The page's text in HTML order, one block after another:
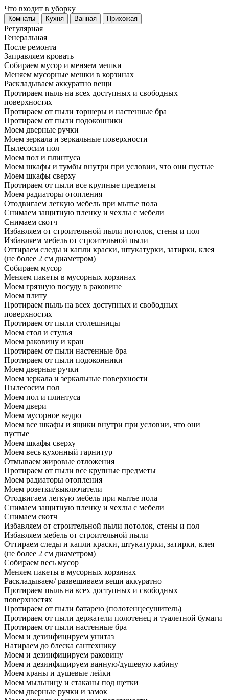
Что входит в уборку
Регу­лярная
Гене­ральная
После ремонта
Заправляем кровать
Собираем мусор и меняем мешки
Меняем мусорные мешки в корзинах
Раскладываем аккуратно вещи
Протираем пыль на всех доступных и свободных
поверхностях
Протираем от пыли торшеры и настенные бра
Протираем от пыли подоконники
Моем дверные ручки
Моем зеркала и зеркальные поверхности
Пылесосим пол
Моем пол и плинтуса
Моем шкафы и тумбы внутри при условии, что они пустые
Моем шкафы сверху
Протираем от пыли все крупные предметы
Моем радиаторы отопления
Отодвигаем легкую мебель при мытье пола
Снимаем защитную пленку и чехлы с мебели
Снимаем скотч
Избавляем от строительной пыли потолок, стены и пол
Избавляем мебель от строительной пыли
Оттираем следы и капли краски, штукатурки, затирки, клея
(не более 2 см диаметром)
Собираем мусор
Меняем пакеты в мусорных корзинах
Моем грязную посуду в раковине
Моем плиту
Протираем пыль на всех доступных и свободных
поверхностях
Протираем от пыли столешницы
Моем стол и стулья
Моем раковину и кран
Протираем от пыли настенные бра
Протираем от пыли подоконники
Моем дверные ручки
Моем зеркала и зеркальные поверхности
Пылесосим пол
Моем пол и плинтуса
Моем двери
Моем мусорное ведро
Моем все шкафы и ящики внутри при условии, что они
пустые
Моем шкафы сверху
Моем весь кухонный гарнитур
Отмываем жировые отложения
Протираем от пыли все крупные предметы
Моем радиаторы отопления
Моем розетки/выключатели
Отодвигаем легкую мебель при мытье пола
Снимаем защитную пленку и чехлы с мебели
Снимаем скотч
Избавляем от строительной пыли потолок, стены и пол
Избавляем мебель от строительной пыли
Оттираем следы и капли краски, штукатурки, затирки, клея
(не более 2 см диаметром)
Собираем весь мусор
Меняем пакеты в мусорных корзинах
Раскладываем/ развешиваем вещи аккуратно
Протираем пыль на всех доступных и свободных
поверхностях
Протираем от пыли батарею (полотенцесушитель)
Протираем от пыли держатели полотенец и туалетной бумаги
Протираем от пыли настенные бра
Моем и дезинфицируем унитаз
Натираем до блеска сантехнику
Моем и дезинфицируем раковину
Моем и дезинфицируем ванную/душевую кабину
Моем краны и душевые лейки
Моем мыльницу и стаканы под щетки
Моем дверные ручки и замок